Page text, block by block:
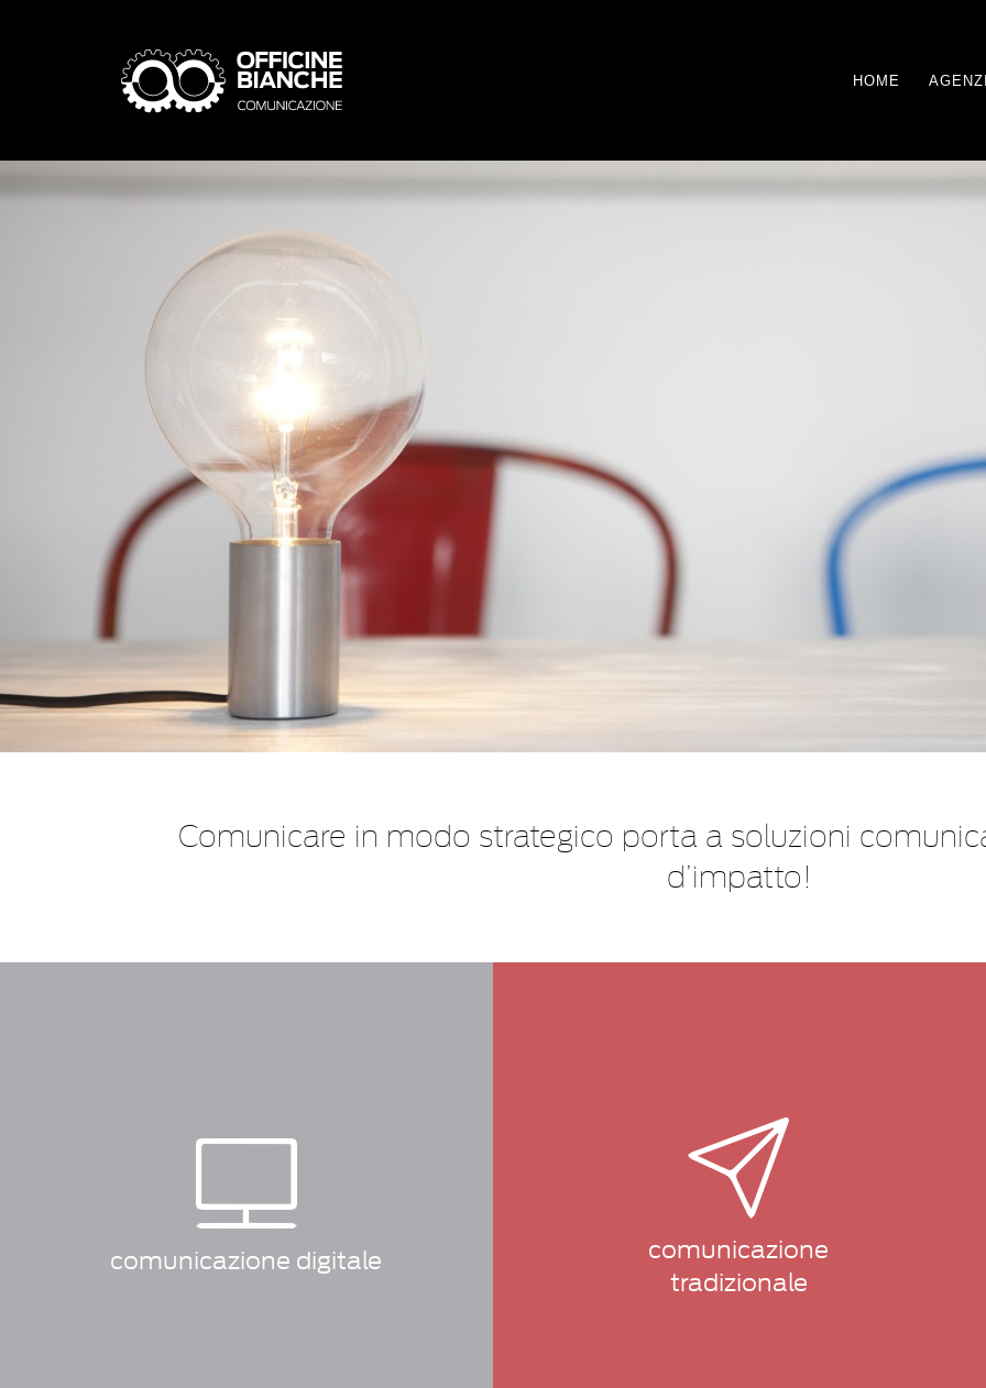
HOME
Comunicare in modo strategico porta a soluzioni
d’impatto!
comunicazione digitale
comunicazione
tradizionale